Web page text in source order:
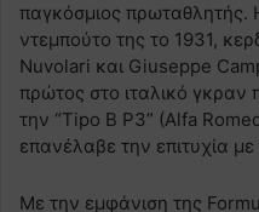
παγκόσμιος
ντεμπούτο της το 1931,
Nuvolari και Giuseppe
πρώτος στο ιταλικό γκραν
την “Tipo B P3” (Alfa
επανέλαβε την επιτυχία
Με την εμφάνιση της